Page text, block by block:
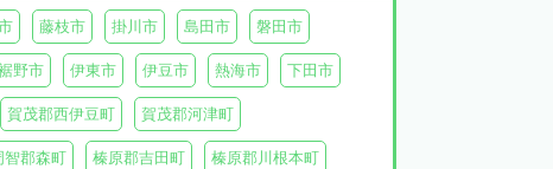
藤枝市 掛川市 島田市 磐田市
野市 伊東市 伊豆市 熱海市 下田市
賀茂郡西伊豆町 賀茂郡河津町
智郡森町 榛原郡吉田町 榛原郡川根本町